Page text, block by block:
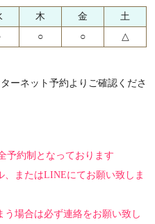
木 金
土
○ ○ △
ーネット予約よりご確認くださ
予約制となっております
またはLINEにてお願い致しま
場合は必ず連絡をお願い致し